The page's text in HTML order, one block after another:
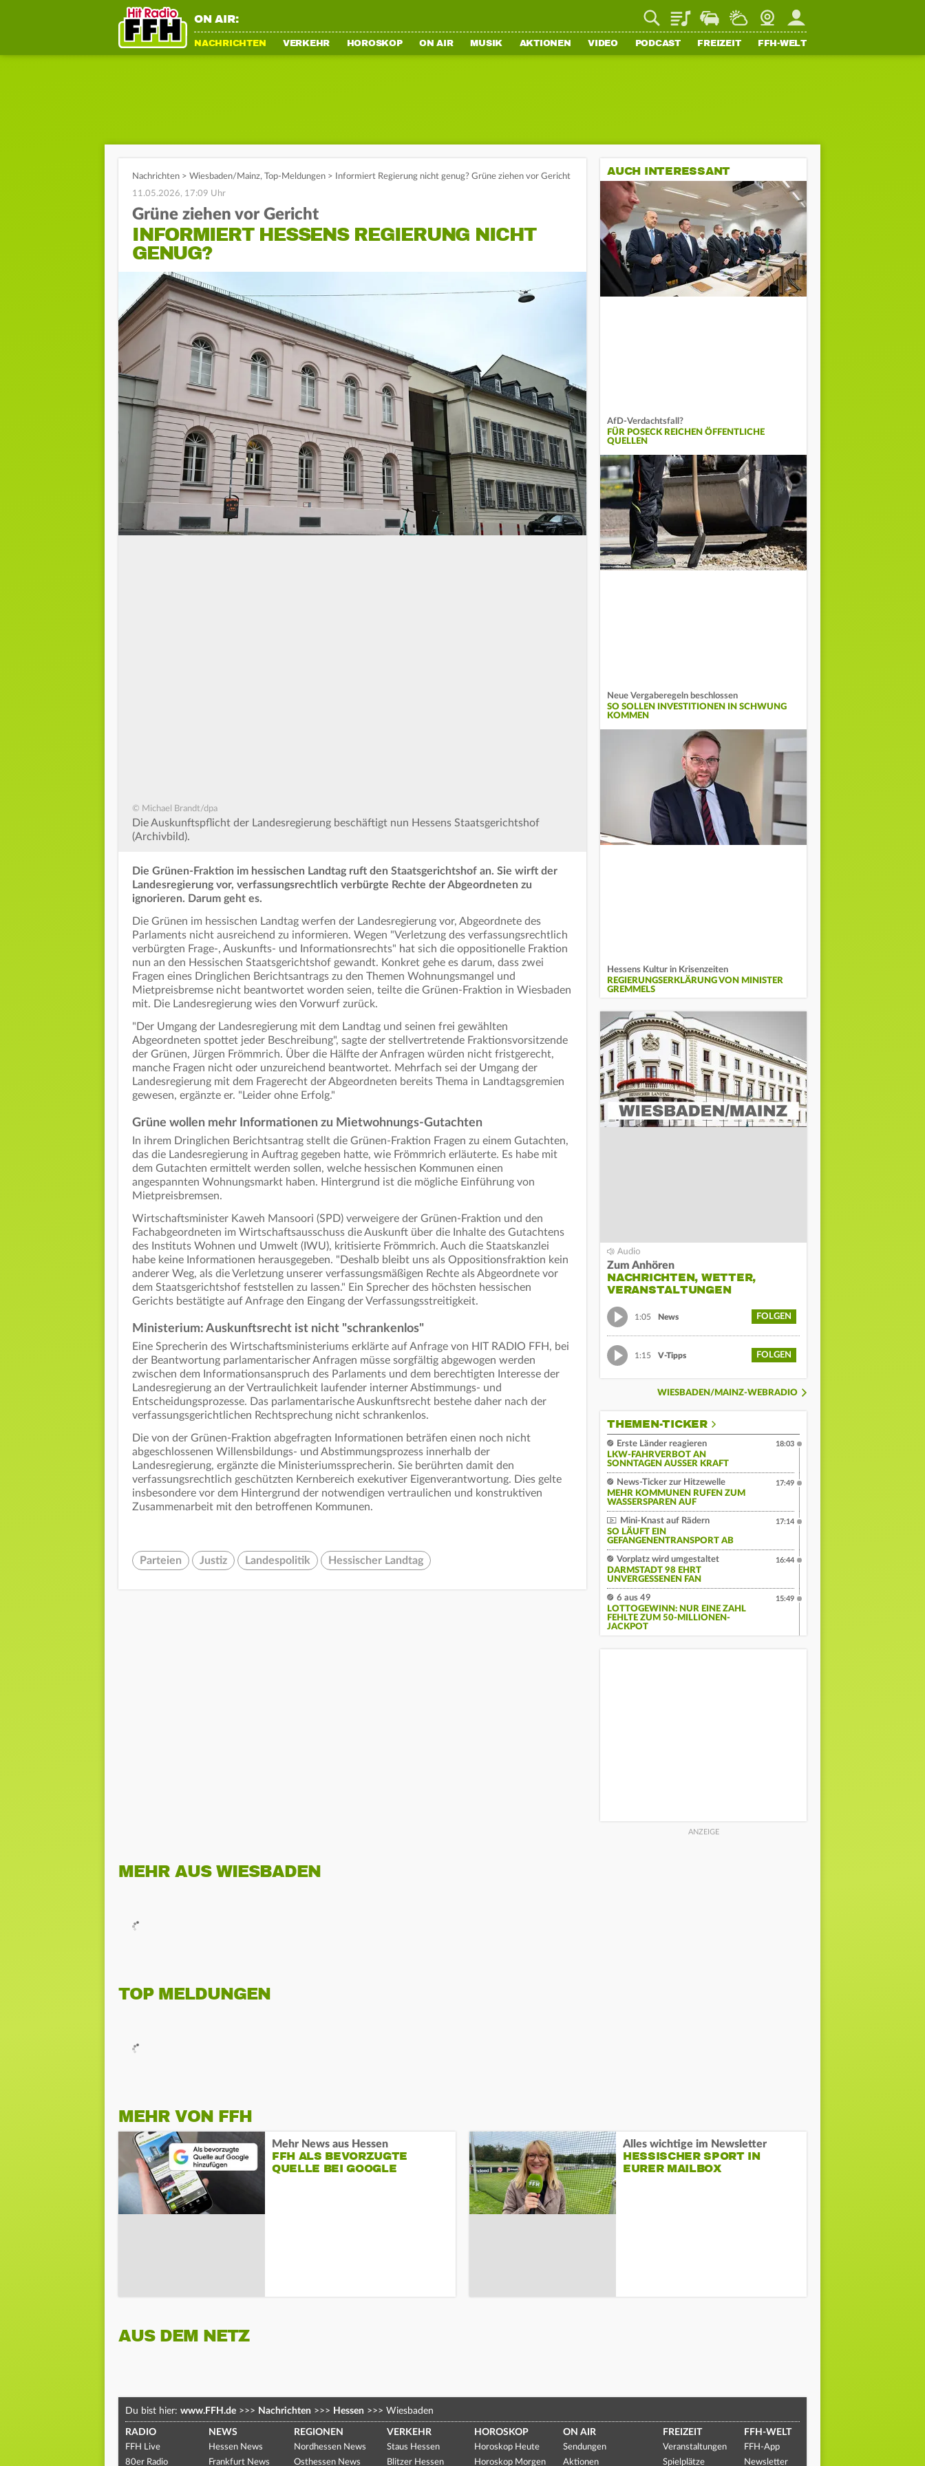
ON AIR: PlaylistStaupilotWetterWebcamMein FFH
NACHRICHTEN VERKEHR HOROSKOP ON AIR MUSIK AKTIONEN VIDEO PODCAST FREIZEIT FFH-WELT
Nachrichten > Wiesbaden/Mainz, Top-Meldungen >
Informiert Regierung nicht genug? Grüne ziehen vor Gericht
11.05.2026, 17:09 Uhr
Grüne ziehen vor Gericht
INFORMIERT HESSENS REGIERUNG NICHT
GENUG?
© Michael Brandt/dpa
Die Auskunftspflicht der Landesregierung beschäftigt nun Hessens Staatsgerichtshof
(Archivbild).
Die Grünen-Fraktion im hessischen Landtag ruft den Staatsgerichtshof an. Sie wirft der
Landesregierung vor, verfassungsrechtlich verbürgte Rechte der Abgeordneten zu
ignorieren. Darum geht es.
Die Grünen im hessischen Landtag werfen der Landesregierung vor, Abgeordnete des
Parlaments nicht ausreichend zu informieren. Wegen "Verletzung des verfassungsrechtlich
verbürgten Frage-, Auskunfts- und Informationsrechts" hat sich die oppositionelle Fraktion
nun an den Hessischen Staatsgerichtshof gewandt. Konkret gehe es darum, dass zwei
Fragen eines Dringlichen Berichtsantrags zu den Themen Wohnungsmangel und
Mietpreisbremse nicht beantwortet worden seien, teilte die Grünen-Fraktion in Wiesbaden
mit. Die Landesregierung wies den Vorwurf zurück.
"Der Umgang der Landesregierung mit dem Landtag und seinen frei gewählten
Abgeordneten spottet jeder Beschreibung", sagte der stellvertretende Fraktionsvorsitzende
der Grünen, Jürgen Frömmrich. Über die Hälfte der Anfragen würden nicht fristgerecht,
manche Fragen nicht oder unzureichend beantwortet. Mehrfach sei der Umgang der
Landesregierung mit dem Fragerecht der Abgeordneten bereits Thema in Landtagsgremien
gewesen, ergänzte er. "Leider ohne Erfolg."
Grüne wollen mehr Informationen zu Mietwohnungs-Gutachten
In ihrem Dringlichen Berichtsantrag stellt die Grünen-Fraktion Fragen zu einem Gutachten,
das die Landesregierung in Auftrag gegeben hatte, wie Frömmrich erläuterte. Es habe mit
dem Gutachten ermittelt werden sollen, welche hessischen Kommunen einen
angespannten Wohnungsmarkt haben. Hintergrund ist die mögliche Einführung von
Mietpreisbremsen.
Wirtschaftsminister Kaweh Mansoori (SPD) verweigere der Grünen-Fraktion und den
Fachabgeordneten im Wirtschaftsausschuss die Auskunft über die Inhalte des Gutachtens
des Instituts Wohnen und Umwelt (IWU), kritisierte Frömmrich. Auch die Staatskanzlei
habe keine Informationen herausgegeben. "Deshalb bleibt uns als Oppositionsfraktion kein
anderer Weg, als die Verletzung unserer verfassungsmäßigen Rechte als Abgeordnete vor
dem Staatsgerichtshof feststellen zu lassen." Ein Sprecher des höchsten hessischen
Gerichts bestätigte auf Anfrage den Eingang der Verfassungsstreitigkeit.
Ministerium: Auskunftsrecht ist nicht "schrankenlos"
Eine Sprecherin des Wirtschaftsministeriums erklärte auf Anfrage von HIT RADIO FFH, bei
der Beantwortung parlamentarischer Anfragen müsse sorgfältig abgewogen werden
zwischen dem Informationsanspruch des Parlaments und dem berechtigten Interesse der
Landesregierung an der Vertraulichkeit laufender interner Abstimmungs- und
Entscheidungsprozesse. Das parlamentarische Auskunftsrecht bestehe daher nach der
verfassungsgerichtlichen Rechtsprechung nicht schrankenlos.
Die von der Grünen-Fraktion abgefragten Informationen beträfen einen noch nicht
abgeschlossenen Willensbildungs- und Abstimmungsprozess innerhalb der
Landesregierung, ergänzte die Ministeriumssprecherin. Sie berührten damit den
verfassungsrechtlich geschützten Kernbereich exekutiver Eigenverantwortung. Dies gelte
insbesondere vor dem Hintergrund der notwendigen vertraulichen und konstruktiven
Zusammenarbeit mit den betroffenen Kommunen.
Parteien Justiz Landespolitik Hessischer Landtag
AUCH INTERESSANT
AfD-Verdachtsfall?
FÜR POSECK REICHEN ÖFFENTLICHE
QUELLEN
Neue Vergaberegeln beschlossen
SO SOLLEN INVESTITIONEN IN SCHWUNG
KOMMEN
Hessens Kultur in Krisenzeiten
REGIERUNGSERKLÄRUNG VON MINISTER
GREMMELS
Zum Anhören
NACHRICHTEN, WETTER,
VERANSTALTUNGEN
1:05 News FOLGEN
1:15 V-Tipps FOLGEN
WIESBADEN/MAINZ-WEBRADIO
THEMEN-TICKER
Erste Länder reagieren
LKW-FAHRVERBOT AN
SONNTAGEN AUSSER KRAFT
18:03
News-Ticker zur Hitzewelle
MEHR KOMMUNEN RUFEN ZUM
WASSERSPAREN AUF
17:49
Mini-Knast auf Rädern
SO LÄUFT EIN
GEFANGENENTRANSPORT AB
17:14
Vorplatz wird umgestaltet
DARMSTADT 98 EHRT
UNVERGESSENEN FAN
16:44
6 aus 49
LOTTOGEWINN: NUR EINE ZAHL
FEHLTE ZUM 50-MILLIONEN-
JACKPOT
15:49
MEHR AUS WIESBADEN
TOP MELDUNGEN
MEHR VON FFH
Mehr News aus Hessen
FFH ALS BEVORZUGTE
QUELLE BEI GOOGLE
Alles wichtige im Newsletter
HESSISCHER SPORT IN
EURER MAILBOX
AUS DEM NETZ
Du bist hier: www.FFH.de >>> Nachrichten >>> Hessen >>> Wiesbaden
RADIO
FFH Live
80er Radio
NEWS
Hessen News
Frankfurt News
REGIONEN
Nordhessen News
Osthessen News
VERKEHR
Staus Hessen
Blitzer Hessen
HOROSKOP
Horoskop Heute
Horoskop Morgen
ON AIR
Sendungen
Aktionen
FREIZEIT
Veranstaltungen
Spielplätze
FFH-WELT
FFH-App
Newsletter